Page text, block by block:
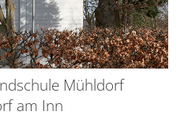
Mühldorf
am Inn